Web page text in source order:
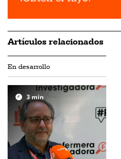
Artículos relacionados
En desarrollo
3min